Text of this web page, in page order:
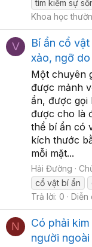
tìm kiếm sự
Khoa học
V
Bí ẩn cổ
xảo, ngỡ
Một chuyên
được mảnh
ẩn, được gọi
được cho là
thể bí ẩn có
kích thước
mỗi mặt...
Hải Đường
cổ vật bí ẩn
Trả lời: 0
Diễn
N
Có phải
người ngoài